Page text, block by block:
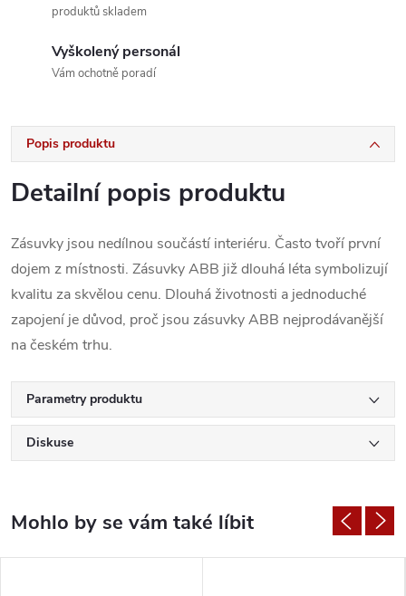
produktů skladem
Vyškolený personál
Vám ochotně poradí
Popis produktu
Detailní popis produktu
Zásuvky jsou nedílnou součástí interiéru. Často tvoří první
dojem z místnosti. Zásuvky ABB již dlouhá léta symbolizují
kvalitu za skvělou cenu. Dlouhá životnosti a jednoduché
zapojení je důvod, proč jsou zásuvky ABB nejprodávanější
na českém trhu.
Parametry produktu
Diskuse